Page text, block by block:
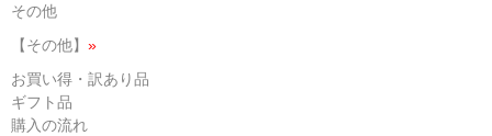
その他
【その他】 »
お買い得・訳あり品
ギフト品
購入の流れ